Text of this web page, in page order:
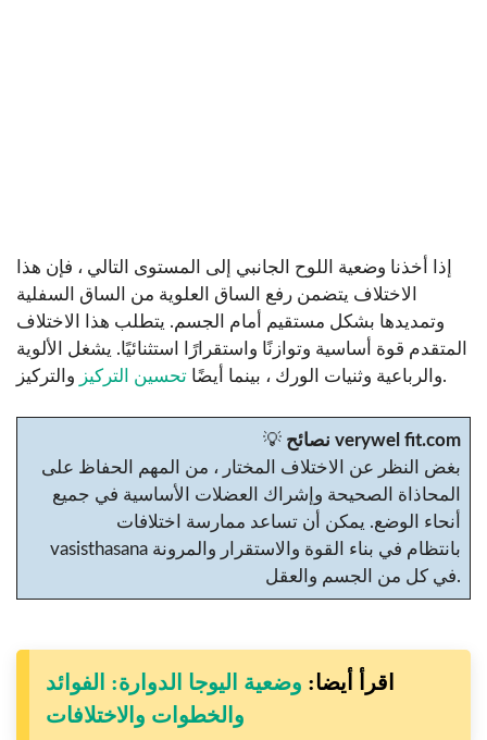
إذا أخذنا وضعية اللوح الجانبي إلى المستوى التالي ، فإن هذا
الاختلاف يتضمن رفع الساق العلوية من الساق السفلية
وتمديدها بشكل مستقيم أمام الجسم. يتطلب هذا الاختلاف
المتقدم قوة أساسية وتوازنًا واستقرارًا استثنائيًا. يشغل الألوية
والرباعية وثنيات الورك ، بينما أيضًا تحسين التركيز والتركيز.
💡
نصائح verywel fit.com
بغض النظر عن الاختلاف المختار ، من المهم الحفاظ على
المحاذاة الصحيحة وإشراك العضلات الأساسية في جميع
أنحاء الوضع. يمكن أن تساعد ممارسة اختلافات
vasisthasana بانتظام في بناء القوة والاستقرار والمرونة
في كل من الجسم والعقل.
اقرأ أيضا: وضعية اليوجا الدوارة: الفوائد
والخطوات والاختلافات